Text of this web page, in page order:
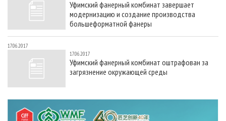
СУШКА ДРЕВЕСИНЫ
ПРОИЗВОДСТВО ДРЕВЕСНЫХ ПЛИТ
ДЕРЕВЯННОЕ ДОМОСТРОЕНИЕ
ПРОИЗВОДСТВО МЕБЕЛИ
БИОЭНЕРГЕТИКА
ЦБП
ИНСТРУМЕНТ И МАТЕРИАЛЫ
ПЕРСОНЫ
МОБИЛЬНЫЕ ВЫСТАВКИ
ПРИОРИТЕТНЫЕ ИНВЕСТПРОЕКТЫ
RUSSIAN FORESTRY REVIEW
ГАЗЕТА ЛЕСПРОМФОРУМ
БИБЛИОТЕКА СПЕЦИАЛИСТА
КОНТАКТЫ
РЕКЛАМА
РЕКЛАМА НА САЙТЕ
Уфимский фанерный комбинат завершает
модернизацию и создание производства
большеформатной фанеры
17.06.2017
17.06.2017
Уфимский фанерный комбинат оштрафован за
загрязнение окружающей среды